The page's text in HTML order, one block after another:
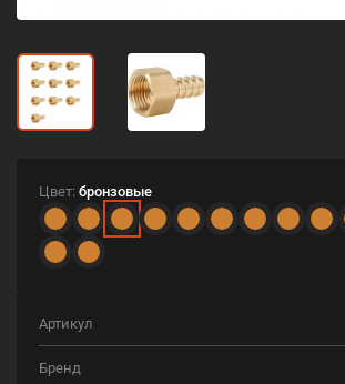
Цвет: бронзовые
Артикул
Бренд